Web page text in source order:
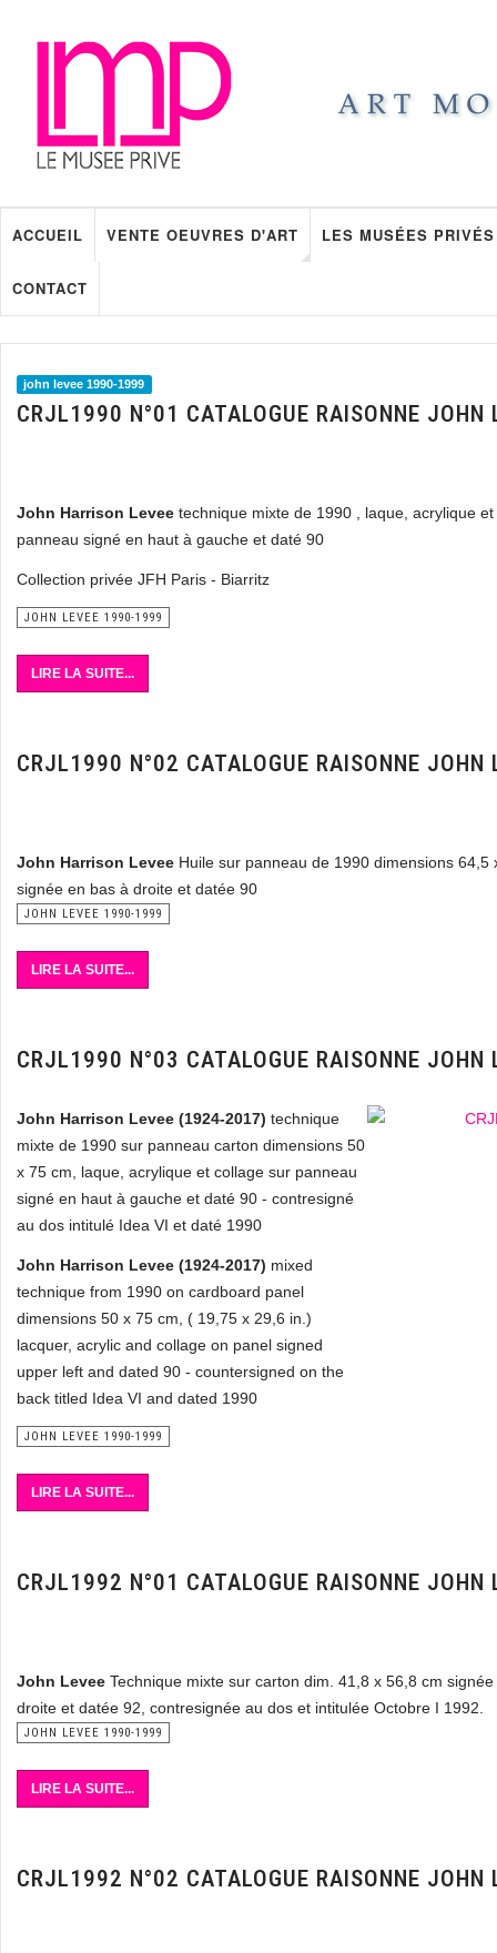
ACCUEIL VENTE OEUVRES D'ART LES MUSÉES PRIVÉS
CONTACT
john levee 1990-1999
CRJL1990 N°01 CATALOGUE RAISONNE JOHN
John Harrison Levee technique mixte de 1990 , laque, acrylique
panneau signé en haut à gauche et daté 90
Collection privée JFH Paris - Biarritz
JOHN LEVEE 1990-1999
LIRE LA SUITE...
CRJL1990 N°02 CATALOGUE RAISONNE JOHN
John Harrison Levee Huile sur panneau de 1990 dimensions 64,5
signée en bas à droite et datée 90
JOHN LEVEE 1990-1999
LIRE LA SUITE...
CRJL1990 N°03 CATALOGUE RAISONNE JOHN
John Harrison Levee (1924-2017) technique
mixte de 1990 sur panneau carton dimensions 50
x 75 cm, laque, acrylique et collage sur panneau
signé en haut à gauche et daté 90 - contresigné
au dos intitulé Idea VI et daté 1990
John Harrison Levee (1924-2017) mixed
technique from 1990 on cardboard panel
dimensions 50 x 75 cm, ( 19,75 x 29,6 in.)
lacquer, acrylic and collage on panel signed
upper left and dated 90 - countersigned on the
back titled Idea VI and dated 1990
JOHN LEVEE 1990-1999
LIRE LA SUITE...
CRJL1992 N°01 CATALOGUE RAISONNE JOHN
John Levee Technique mixte sur carton dim. 41,8 x 56,8 cm
droite et datée 92, contresignée au dos et intitulée Octobre I 1992.
JOHN LEVEE 1990-1999
LIRE LA SUITE...
CRJL1992 N°02 CATALOGUE RAISONNE JOHN